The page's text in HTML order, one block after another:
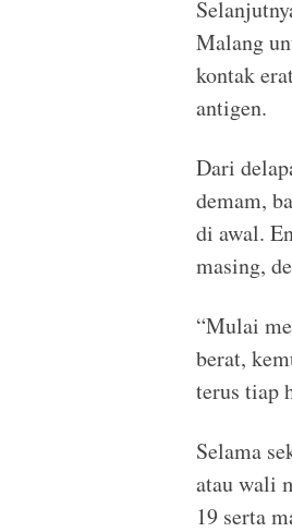
Malang
kontak
antigen.
Dari
demam,
di awal.
masing,
“Mulai
berat,
terus tiap
Selama
atau wali
19 serta